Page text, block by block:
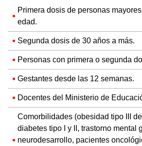
Primera dosis de personas
edad.
Segunda dosis de 30 años a más.
Personas con primera o segunda
Gestantes desde las 12 semanas.
Docentes del Ministerio de
Comorbilidades (obesidad tipo III
diabetes tipo I y II, trastorno mental
neurodesarrollo, pacientes